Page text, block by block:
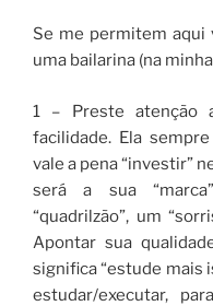
Se me permitem aqui
uma bailarina (na
1 – Preste atenção
facilidade. Ela
vale a pena “investir”
será a sua
“quadrilzão”, um
Apontar sua
significa “estude mais
estudar/executar,